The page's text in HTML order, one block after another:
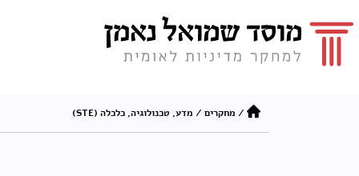
/ מחקרים / מדע, טכנולוגיה, כלכלה (STE)